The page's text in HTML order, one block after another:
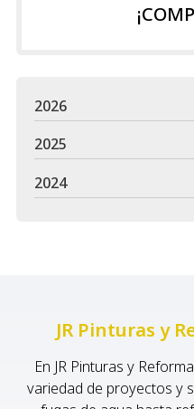
2026
2025
2024
JR Pinturas y
En JR Pinturas y
variedad de proyectos y